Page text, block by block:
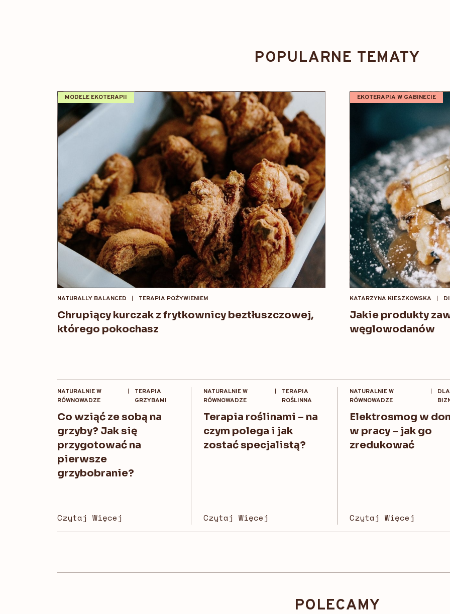
POPULARNE TEMATY
MODELE EKOTERAPII
NATURALLY BALANCED TERAPIA POŻYWIENIEM
Chrupiący kurczak z frytkownicy beztłuszczowej,
którego pokochasz
EKOTERAPIA W GABINECIE
KATARZYNA KIESZKOWSKA
Jakie produkty
węglowodanów
NATURALNIE W
RÓWNOWADZE
TERAPIA
GRZYBAMI
Co wziąć ze sobą na
grzyby? Jak się
przygotować na
pierwsze
grzybobranie?
Czytaj Więcej
NATURALNIE W
RÓWNOWADZE
TERAPIA
ROŚLINNA
Terapia roślinami – na
czym polega i jak
zostać specjalistą?
Czytaj Więcej
NATURALNIE W
RÓWNOWADZE
DLA
Elektrosmog w
w pracy – jak go
zredukować
Czytaj Więcej
POLECAMY